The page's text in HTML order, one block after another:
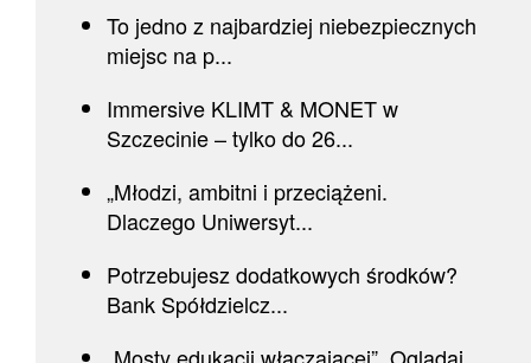
To jedno z najbardziej niebezpiecznych
miejsc na p...
Immersive KLIMT & MONET w
Szczecinie – tylko do 26...
„Młodzi, ambitni i przeciążeni.
Dlaczego Uniwersyt...
Potrzebujesz dodatkowych środków?
Bank Spółdzielcz...